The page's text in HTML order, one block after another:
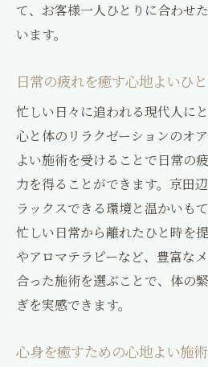
て、お客様一人ひとりに合わせ
います。
日常の疲れを癒す心地よいひ
忙しい日々に追われる現代人に
心と体のリラクゼーションのオ
よい施術を受けることで日常の
力を得ることができます。京田
ラックスできる環境と温かいも
忙しい日常から離れたひと時を
やアロマテラピーなど、豊富な
合った施術を選ぶことで、体の
ぎを実感できます。
心身を癒すための心地よい施術